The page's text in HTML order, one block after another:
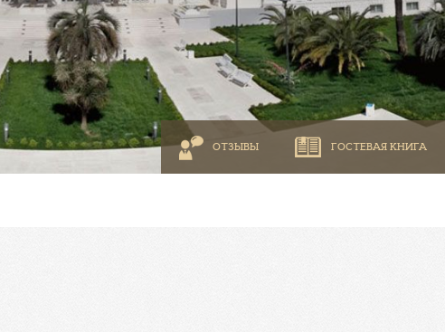
ОТЗЫВЫ ГОСТЕВАЯ КНИГА